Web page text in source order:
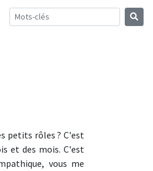
petits rôles ? C'est
et des mois. C'est
vous me